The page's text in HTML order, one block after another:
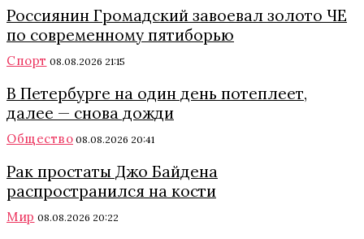
Россиянин Громадский завоевал золото ЧЕ
по современному пятиборью
Спорт 08.08.2026 21:15
В Петербурге на один день потеплеет,
далее — снова дожди
Общество 08.08.2026 20:41
Рак простаты Джо Байдена
распространился на кости
Мир 08.08.2026 20:22